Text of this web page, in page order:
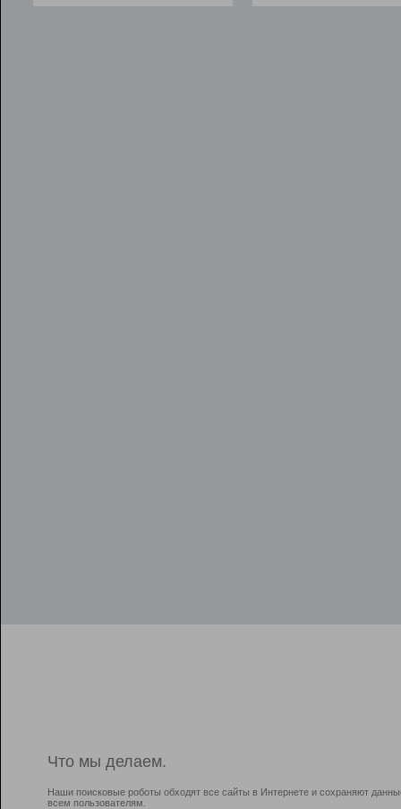
Что мы делаем.
Наши поисковые роботы обходят все сайты в Интернете и сохраняют
всем пользователям.